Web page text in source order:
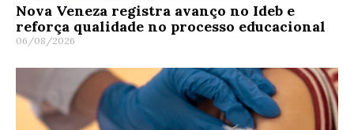
Nova Veneza registra avanço no Ideb e
reforça qualidade no processo educacional
06/08/2026